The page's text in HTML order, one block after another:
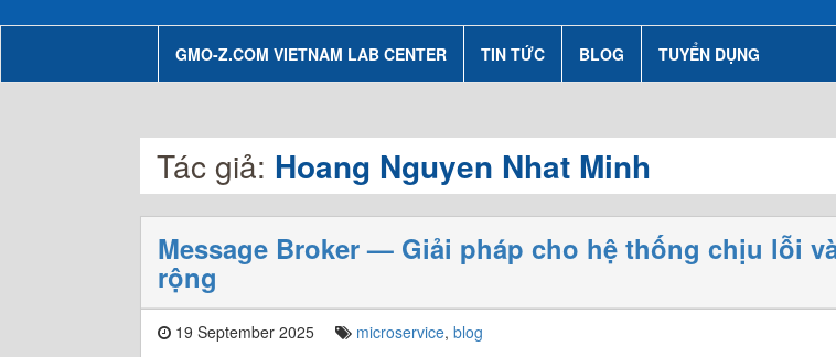
GMO-Z.COM VIETNAM LAB CENTER TIN TỨC BLOG TUYỂN DỤNG
Tác giả: Hoang Nguyen Nhat Minh
Message Broker — Giải pháp cho hệ thống chịu lỗi
rộng
19 September 2025 microservice, blog